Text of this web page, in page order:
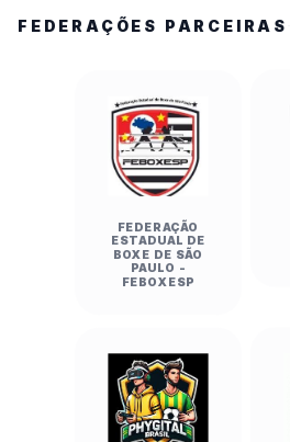
FEDERAÇÕES PARCEIRAS
FEDERAÇÃO
ESTADUAL DE
BOXE DE SÃO
PAULO -
FEBOXESP